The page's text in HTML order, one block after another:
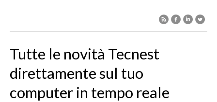
EVENTI
SUPPLY CHAIN BLOG
CONTATTO
Tutte le novità Tecnest
direttamente sul tuo
computer in tempo reale